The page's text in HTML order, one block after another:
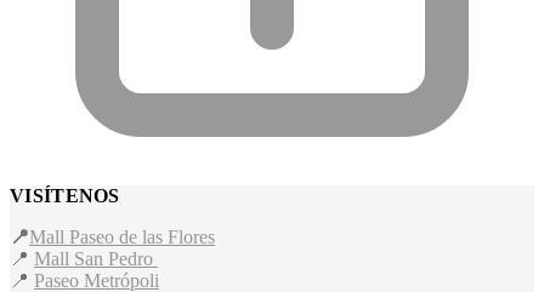
VISÍTENOS
📍Mall Paseo de las Flores
📍 Mall San Pedro
📍 Paseo Metrópoli